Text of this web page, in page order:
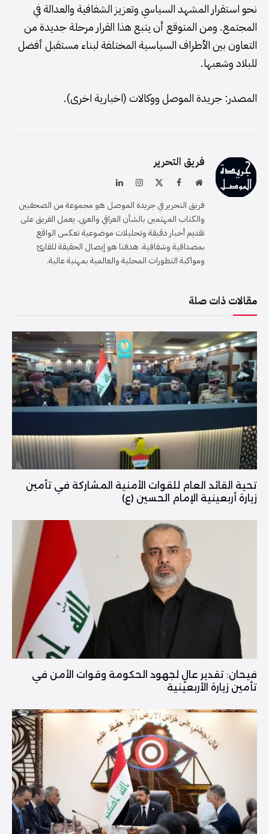
نحو استقرار المشهد السياسي وتعزيز الشفافية والعدالة في
المجتمع. ومن المتوقع أن يتبع هذا القرار مرحلة جديدة من
التعاون بين الأطراف السياسية المختلفة لبناء مستقبل أفضل
للبلاد وشعبها.
المصدر: جريدة الموصل ووكالات (اخبارية اخرى).
فريق التحرير
موقعفيسبوك الانستغرام
لينكدإن
فريق التحرير في جريدة الموصل هو مجموعة من الصحفيين
والكتاب المهتمين بالشأن العراقي والعربي. يعمل الفريق على
تقديم أخبار دقيقة وتحليلات موضوعية تعكس الواقع
بمصداقية وشفافية. هدفنا هو إيصال الحقيقة للقارئ
ومواكبة التطورات المحلية والعالمية بمهنية عالية.
مقالات ذات صلة
تحية القائد العام للقوات الأمنية المشاركة في تأمين
زيارة أربعينية الإمام الحسين (ع)
فیحان: تقدير عالٍ لجهود الحكومة وقوات الأمن في
تأمين زيارة الأربعينية